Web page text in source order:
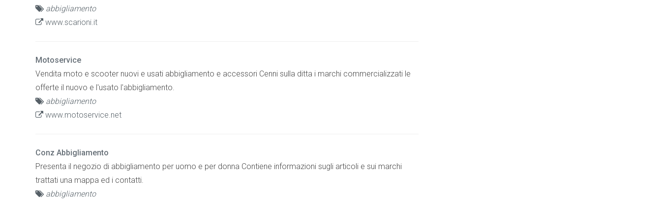
abbigliamento
www.scarioni.it
Motoservice
Vendita moto e scooter nuovi e usati abbigliamento e accessori Cenni sulla ditta i marchi commercializzati le
offerte il nuovo e l'usato l'abbigliamento.
abbigliamento
www.motoservice.net
Conz Abbigliamento
Presenta il negozio di abbigliamento per uomo e per donna Contiene informazioni sugli articoli e sui marchi
trattati una mappa ed i contatti.
abbigliamento